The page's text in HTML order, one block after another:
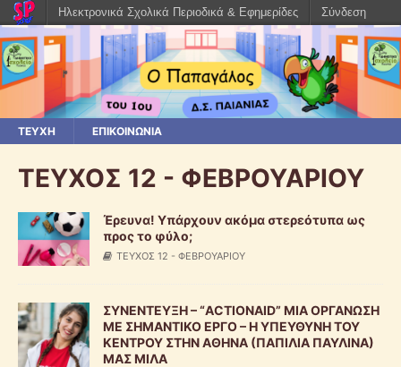
ΤΕΥΧΗ ΕΠΙΚΟΙΝΩΝΙΑ
ΤΕΥΧΟΣ 12 - ΦΕΒΡΟΥΑΡΙΟΥ
Έρευνα! Υπάρχουν ακόμα στερεότυπα ως
προς το φύλο;
ΤΕΥΧΟΣ 12 - ΦΕΒΡΟΥΑΡΙΟΥ
ΣΥΝΕΝΤΕΥΞΗ – “ACTIONAID” ΜΙΑ ΟΡΓΑΝΩΣΗ
ΜΕ ΣΗΜΑΝΤΙΚΟ ΕΡΓΟ – Η ΥΠΕΥΘΥΝΗ ΤΟΥ
ΚΕΝΤΡΟΥ ΣΤΗΝ ΑΘΗΝΑ (ΠΑΠΙΛΙΑ ΠΑΥΛΙΝΑ)
ΜΑΣ ΜΙΛΑ
Ηλεκτρονικά Σχολικά Περιοδικά & Εφημερίδες Σύνδεση